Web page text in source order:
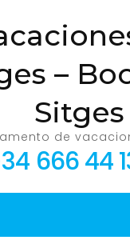
–
Sitges
de
666 44